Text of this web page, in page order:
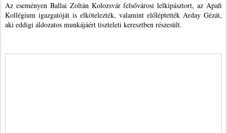
Az eseményen Ballai Zoltán Kolozsvár felsővárosi lelkipásztort, az Apafi
Kollégium igazgatóját is elkötelezték, valamint előléptették Arday Gézát,
aki eddigi áldozatos munkájáért tiszteleti keresztben részesült.